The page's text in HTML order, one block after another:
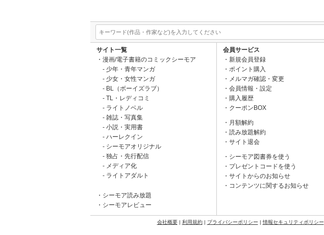
サイト一覧
漫画/電子書籍のコミックシーモア
少年・青年マンガ
少女・女性マンガ
BL（ボーイズラブ）
TL・レディコミ
ライトノベル
雑誌・写真集
小説・実用書
ハーレクイン
シーモアオリジナル
独占・先行配信
メディア化
ライトアダルト
シーモア読み放題
シーモアレビュー
会員サービス
新規会員登録
ポイント購入
メルマガ確認・変更
会員情報・設定
購入履歴
クーポンBOX
月額解約
読み放題解約
サイト退会
シーモア図書券を使う
プレゼントコードを使う
サイトからのお知らせ
コンテンツに関するお知らせ
会社概要| 利用規約| プライバシーポリシー 情報セキュリティポリシー